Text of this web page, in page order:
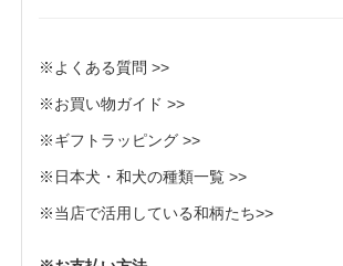
※よくある質問 >>
※お買い物ガイド >>
※ギフトラッピング >>
※日本犬・和犬の種類一覧 >>
※当店で活用している和柄たち>>